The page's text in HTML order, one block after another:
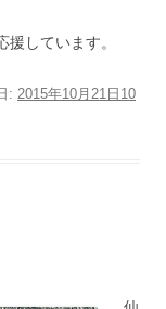
しています。
: 2015年10月21日10